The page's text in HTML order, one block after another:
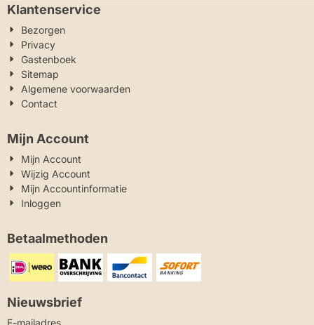
Klantenservice
Bezorgen
Privacy
Gastenboek
Sitemap
Algemene voorwaarden
Contact
Mijn Account
Mijn Account
Wijzig Account
Mijn Accountinformatie
Inloggen
Betaalmethoden
Nieuwsbrief
E-mailadresVul je e-mailadres in voor de nieuwsbrief